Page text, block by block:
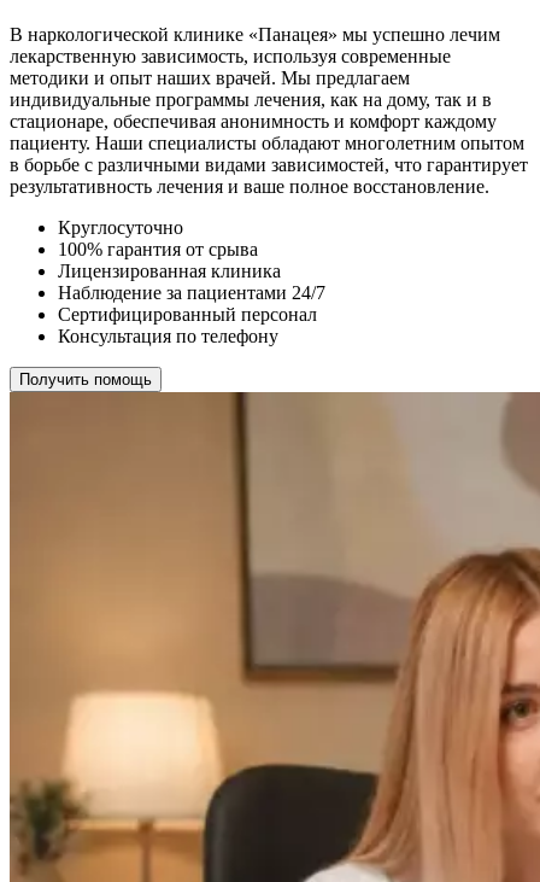
В наркологической клинике «Панацея» мы успешно лечим
лекарственную зависимость, используя современные
методики и опыт наших врачей. Мы предлагаем
индивидуальные программы лечения, как на дому, так и в
стационаре, обеспечивая анонимность и комфорт каждому
пациенту. Наши специалисты обладают многолетним опытом
в борьбе с различными видами зависимостей, что гарантирует
результативность лечения и ваше полное восстановление.
Круглосуточно
100% гарантия от срыва
Лицензированная клиника
Наблюдение за пациентами 24/7
Сертифицированный персонал
Консультация по телефону
Получить помощь